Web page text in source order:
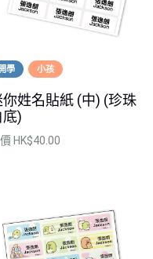
開學 小孩
你姓名貼紙 (中) (珍珠
底)
HK$40.00